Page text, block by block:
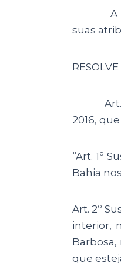
A
suas
RESOLVE
Art. 1º
2016,
“Art. 1º
Bahia
Art. 2º
interior,
que